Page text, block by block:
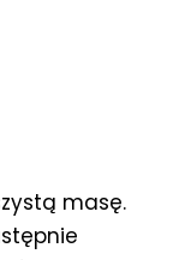
masę.